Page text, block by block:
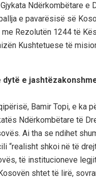
Ndërkombëtare e
e pavarësisë së
me Rezolutën 1244 të
Kushtetuese të
dytë e
Bamir Topi, e ka
Ndërkombëtare të
Ai tha se ndihet
“realisht shkoi në të
të institucioneve
shtet të lirë,